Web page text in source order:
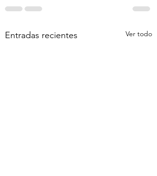
Entradas recientes Ver todo